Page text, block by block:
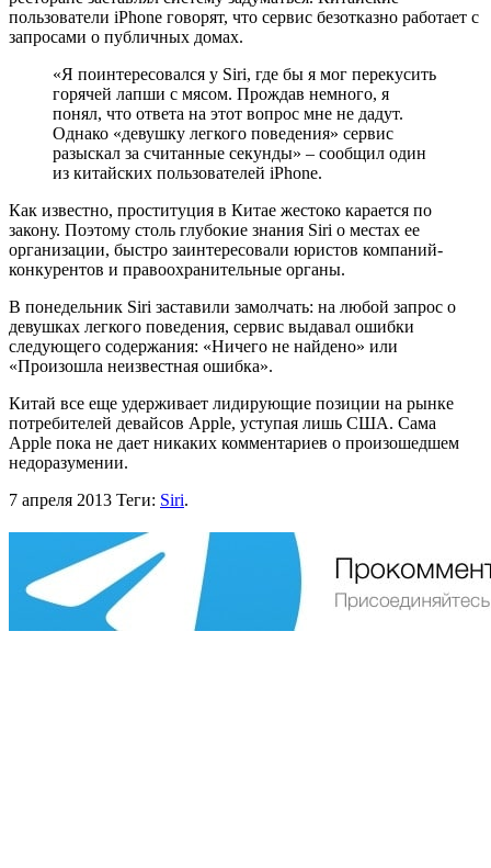
пользователи iPhone говорят, что сервис безотказно работает с
запросами о публичных домах.
«Я поинтересовался у Siri, где бы я мог перекусить
горячей лапши с мясом. Прождав немного, я
понял, что ответа на этот вопрос мне не дадут.
Однако «девушку легкого поведения» сервис
разыскал за считанные секунды» – сообщил один
из китайских пользователей iPhone.
Как известно, проституция в Китае жестоко карается по
закону. Поэтому столь глубокие знания Siri о местах ее
организации, быстро заинтересовали юристов компаний-
конкурентов и правоохранительные органы.
В понедельник Siri заставили замолчать: на любой запрос о
девушках легкого поведения, сервис выдавал ошибки
следующего содержания: «Ничего не найдено» или
«Произошла неизвестная ошибка».
Китай все еще удерживает лидирующие позиции на рынке
потребителей девайсов Apple, уступая лишь США. Сама
Apple пока не дает никаких комментариев о произошедшем
недоразумении.
7 апреля 2013 Теги: Siri.